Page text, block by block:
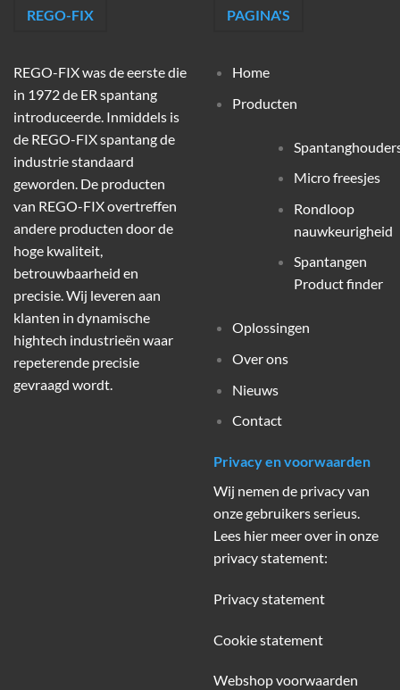
REGO-FIX
REGO-FIX was de eerste die
in 1972 de ER spantang
introduceerde. Inmiddels is
de REGO-FIX spantang de
industrie standaard
geworden. De producten
van REGO-FIX overtreffen
andere producten door de
hoge kwaliteit,
betrouwbaarheid en
precisie. Wij leveren aan
klanten in dynamische
hightech industrieën waar
repeterende precisie
gevraagd wordt.
PAGINA'S
Home
Producten
Micro freesjes
Rondloop
nauwkeurigheid
Spantangen
Product finder
Oplossingen
Over ons
Nieuws
Contact
Privacy en voorwaarden
Wij nemen de privacy van
onze gebruikers serieus.
Lees hier meer over in onze
privacy statement:
Privacy statement
Cookie statement
Webshop voorwaarden